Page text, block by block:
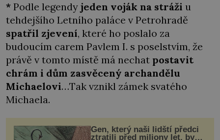
* Podle legendy jeden voják na stráži u
tehdejšího Letního paláce v Petrohradě
spatřil zjevení, které ho poslalo za
budoucím carem Pavlem I. s poselstvím, že
právě v tomto místě má nechat postavit
chrám i dům zasvěcený archandělu
Michaelovi…Tak vznikl zámek svatého
Michaela.
Gen, který naši lidští předci
ztratili před miliony let, by